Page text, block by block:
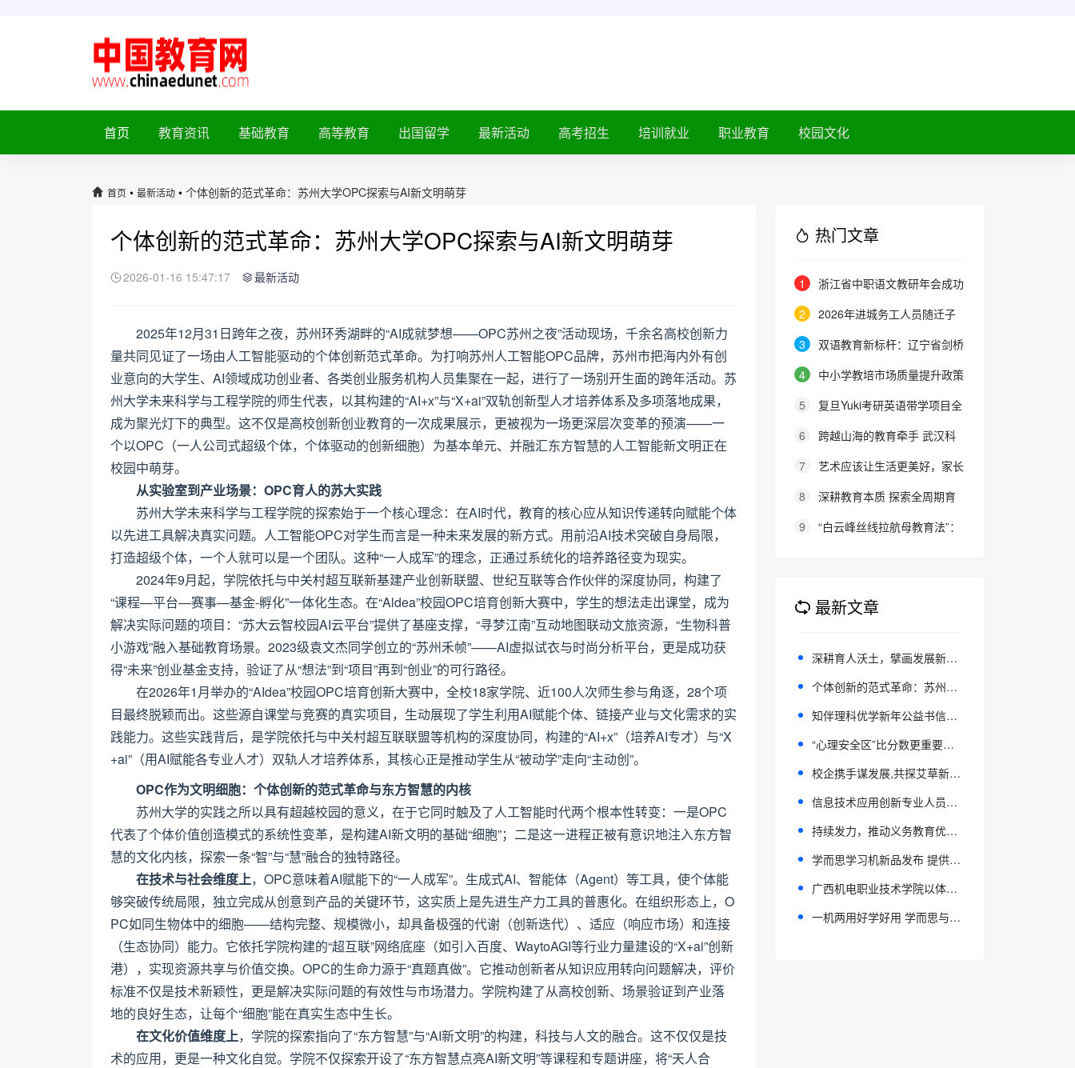
首页 教育资讯 基础教育 高等教育 出国留学 最新活动 高考招生 培训就业 职业教育 校园文化
首页 • 最新活动 • 个体创新的范式革命：苏州大学OPC探索与AI新文明萌芽
个体创新的范式革命：苏州大学OPC探索与AI新文明萌芽
2026-01-16 15:47:17 最新活动
2025年12月31日跨年之夜，苏州环秀湖畔的“AI成就梦想——OPC苏州之夜”活动现场，千余名高校创新力
量共同见证了一场由人工智能驱动的个体创新范式革命。为打响苏州人工智能OPC品牌，苏州市把海内外有创
业意向的大学生、AI领域成功创业者、各类创业服务机构人员集聚在一起，进行了一场别开生面的跨年活动。苏
州大学未来科学与工程学院的师生代表，以其构建的“AI+x”与“X+ai”双轨创新型人才培养体系及多项落地成果，
成为聚光灯下的典型。这不仅是高校创新创业教育的一次成果展示，更被视为一场更深层次变革的预演——一
个以OPC（一人公司式超级个体，个体驱动的创新细胞）为基本单元、并融汇东方智慧的人工智能新文明正在
校园中萌芽。
从实验室到产业场景：OPC育人的苏大实践
苏州大学未来科学与工程学院的探索始于一个核心理念：在AI时代，教育的核心应从知识传递转向赋能个体
以先进工具解决真实问题。人工智能OPC对学生而言是一种未来发展的新方式。用前沿AI技术突破自身局限，
打造超级个体，一个人就可以是一个团队。这种“一人成军”的理念，正通过系统化的培养路径变为现实。
2024年9月起，学院依托与中关村超互联新基建产业创新联盟、世纪互联等合作伙伴的深度协同，构建了
“课程—平台—赛事—基金-孵化”一体化生态。在“Aldea”校园OPC培育创新大赛中，学生的想法走出课堂，成为
解决实际问题的项目：“苏大云智校园AI云平台”提供了基座支撑，“寻梦江南”互动地图联动文旅资源，“生物科普
小游戏”融入基础教育场景。2023级袁文杰同学创立的“苏州禾帧”——AI虚拟试衣与时尚分析平台，更是成功获
得“未来”创业基金支持，验证了从“想法”到“项目”再到“创业”的可行路径。
在2026年1月举办的“AIdea”校园OPC培育创新大赛中，全校18家学院、近100人次师生参与角逐，28个项
目最终脱颖而出。这些源自课堂与竞赛的真实项目，生动展现了学生利用AI赋能个体、链接产业与文化需求的实
践能力。这些实践背后，是学院依托与中关村超互联联盟等机构的深度协同，构建的“AI+x”（培养AI专才）与“X
+ai”（用AI赋能各专业人才）双轨人才培养体系，其核心正是推动学生从“被动学”走向“主动创”。
OPC作为文明细胞：个体创新的范式革命与东方智慧的内核
苏州大学的实践之所以具有超越校园的意义，在于它同时触及了人工智能时代两个根本性转变：一是OPC
代表了个体价值创造模式的系统性变革，是构建AI新文明的基础“细胞”；二是这一进程正被有意识地注入东方智
慧的文化内核，探索一条“智”与“慧”融合的独特路径。
在技术与社会维度上，OPC意味着AI赋能下的“一人成军”。生成式AI、智能体（Agent）等工具，使个体能
够突破传统局限，独立完成从创意到产品的关键环节，这实质上是先进生产力工具的普惠化。在组织形态上，O
PC如同生物体中的细胞——结构完整、规模微小，却具备极强的代谢（创新迭代）、适应（响应市场）和连接
（生态协同）能力。它依托学院构建的“超互联”网络底座（如引入百度、WaytoAGI等行业力量建设的“X+ai”创新
港），实现资源共享与价值交换。OPC的生命力源于“真题真做”。它推动创新者从知识应用转向问题解决，评价
标准不仅是技术新颖性，更是解决实际问题的有效性与市场潜力。学院构建了从高校创新、场景验证到产业落
地的良好生态，让每个“细胞”能在真实生态中生长。
在文化价值维度上，学院的探索指向了“东方智慧”与“AI新文明”的构建，科技与人文的融合。这不仅仅是技
术的应用，更是一种文化自觉。学院不仅探索开设了“东方智慧点亮AI新文明”等课程和专题讲座，将“天人合
热门文章
1
浙江省中职语文教研年会成功
举办：聚焦素养本位，共探职教语
2
2026年进城务工人员随迁子
女在京参加高等职业学校招生考试
3
双语教育新标杆：辽宁省剑桥
英语考务中心与大连金普新区华美
范学校
4
中小学教培市场质量提升政策
建议
5
复旦Yuki考研英语带学项目全
新升级：27班型满足多元需求，协
6
跨越山海的教育牵手 武汉科
大联合西班牙顶尖名校办学院，首
7
艺术应该让生活更美好，家长
的态度就是最好的审美教育！
8
深耕教育本质 探索全周期育
人新路径
9
“白云峰丝线拉航母教育法”：
最新文章
深耕育人沃土，擘画发展新篇——沙县三中特色教学之路
个体创新的范式革命：苏州大学OPC探索与AI新文明萌芽
知伴理科优学新年公益书信活动，用教育连接更多美好
“心理安全区”比分数更重要：揭秘籽奥不被看见的“软支持”系统
校企携手谋发展,共探艾草新路径——全艾优选罗浮山健康产业园到广东环境保护工程职业学院开展座谈交流
信息技术应用创新专业人员（ITP）人才培养专项座谈会成功举办
持续发力，推动义务教育优质均衡发展
学而思学习机新品发布 提供“一站式”家庭教育解决方案
广西机电职业技术学院以体育人铸匠心 打造具有广西特色的职教体育样板
一机两用好学好用 学而思与华为联手打造的双模式学习机发布